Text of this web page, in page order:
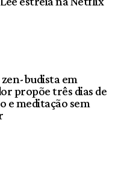
budista em
propõe três dias de
e meditação sem